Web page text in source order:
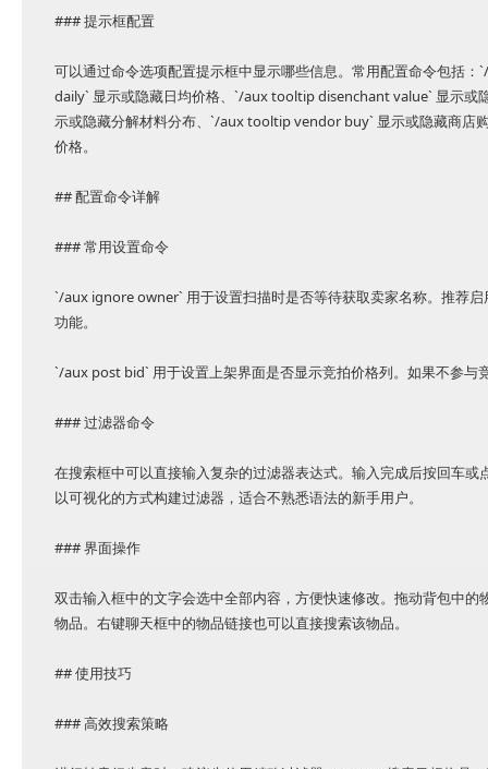
### 提示框配置
可以通过命令选项配置提示框中显示哪些信息。常用配置命令包括
daily` 显示或隐藏日均价格、`/aux tooltip disenchant value` 显示
示或隐藏分解材料分布、`/aux tooltip vendor buy` 显示或隐藏商店
价格。
## 配置命令详解
### 常用设置命令
`/aux ignore owner` 用于设置扫描时是否等待获取卖家名称。推荐
功能。
`/aux post bid` 用于设置上架界面是否显示竞拍价格列。如果不参与
### 过滤器命令
在搜索框中可以直接输入复杂的过滤器表达式。输入完成后按回车
以可视化的方式构建过滤器，适合不熟悉语法的新手用户。
### 界面操作
双击输入框中的文字会选中全部内容，方便快速修改。拖动背包中
物品。右键聊天框中的物品链接也可以直接搜索该物品。
## 使用技巧
### 高效搜索策略